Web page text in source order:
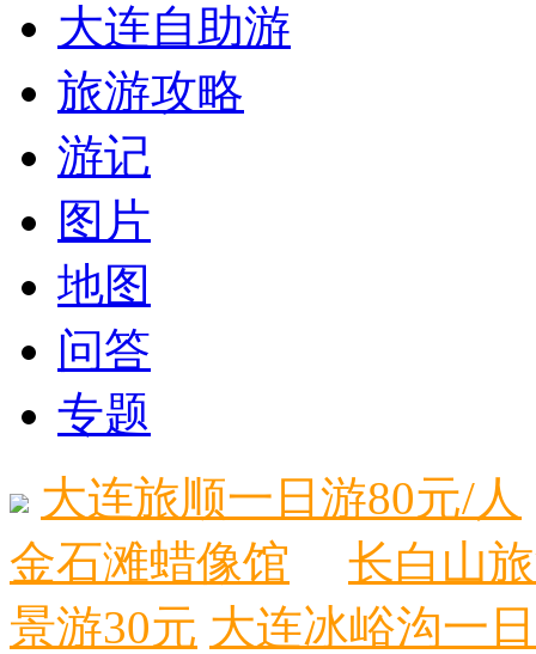
大连自助游
旅游攻略
游记
图片
地图
问答
专题
大连旅顺一日游80元/人
金石滩蜡像馆
长白山
景游30元 大连冰峪沟一